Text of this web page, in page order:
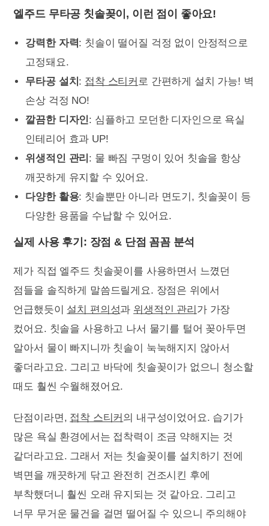
엘주드 무타공 칫솔꽂이, 이런 점이 좋아요!
강력한 자력: 칫솔이 떨어질 걱정 없이 안정적으로
고정돼요.
무타공 설치 : 접착 스티커 로 간편하게 설치 가능! 벽
손상 걱정 NO!
깔끔한 디자인: 심플하고 모던한 디자인으로 욕실
인테리어 효과 UP!
위생적인 관리 : 물 빠짐 구멍이 있어 칫솔을 항상
깨끗하게 유지할 수 있어요.
다양한 활용: 칫솔뿐만 아니라 면도기, 칫솔꽂이 등
다양한 용품을 수납할 수 있어요.
실제 사용 후기: 장점 & 단점 꼼꼼 분석
제가 직접 엘주드 칫솔꽂이를 사용하면서 느꼈던
점들을 솔직하게 말씀드릴게요. 장점은 위에서
언급했듯이 설치 편의성과 위생적인 관리 가 가장
컸어요. 칫솔을 사용하고 나서 물기를 털어 꽂아두면
알아서 물이 빠지니까 칫솔이 눅눅해지지 않아서
좋더라고요. 그리고 바닥에 칫솔꽂이가 없으니 청소할
때도 훨씬 수월해졌어요.
단점이라면, 접착 스티커 의 내구성이었어요. 습기가
많은 욕실 환경에서는 접착력이 조금 약해지는 것
같더라고요. 그래서 저는 칫솔꽂이를 설치하기 전에
벽면을 깨끗하게 닦고 완전히 건조시킨 후에
부착했더니 훨씬 오래 유지되는 것 같아요. 그리고
너무 무거운 물건을 걸면 떨어질 수 있으니 주의해야